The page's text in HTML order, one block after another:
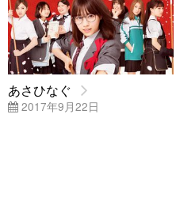
あさひなぐ
2017年9月22日